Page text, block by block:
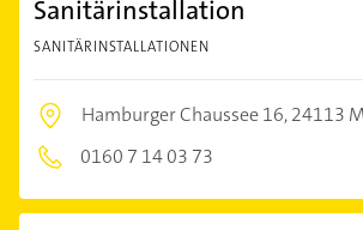
Sanitärinstallation
SANITÄRINSTALLATIONEN
Hamburger Chaussee 16,24113
0160 7 14 03 73